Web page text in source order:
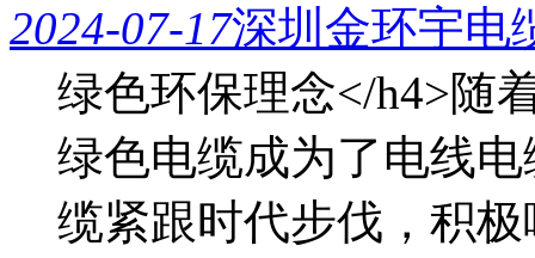
2024-07-17深圳金环宇电
绿色环保理念</h4>随
绿色电缆成为了电线
缆紧跟时代步伐，积